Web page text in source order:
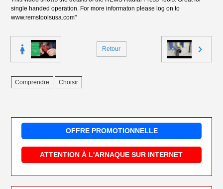
single handed operation. For more informaton please log on to
www.remstoolsusa.com"
Retour
Comprendre Choisir
OFFRE PROMOTIONNELLE
ATTENTION À L'ARNAQUE SUR INTERNET